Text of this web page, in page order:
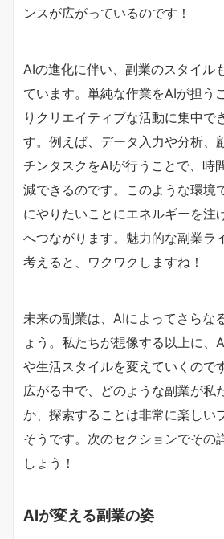
ンスが広がっているのです！
AIの進化に伴い、副業のスタイル
ています。単純な作業をAIが担う
りクリエイティブな活動に集中で
す。例えば、データ入力や分析、
チンタスクをAIが行うことで、時
減できるのです。このような環境
にやりたいことにエネルギーを注
へつながります。魅力的な副業ラ
考えると、ワクワクしますね！
未来の副業は、AIによってさらな
ょう。私たちが想像する以上に、
や生活スタイルを変えていくので
広がる中で、どのような副業が私
か、探索することは非常に楽しい
そうです。次のセクションでその
しょう！
AIが変える副業の姿